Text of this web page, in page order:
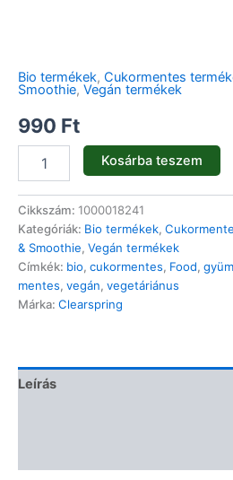
Bio termékek, Cukormentes
Smoothie, Vegán termékek
990 Ft
Kosárba teszem
Cikkszám: 1000018241
Kategóriák: Bio termékek,
& Smoothie, Vegán termékek
Címkék: bio, cukormentes, Food,
mentes, vegán, vegetáriánus
Márka: Clearspring
Leírás